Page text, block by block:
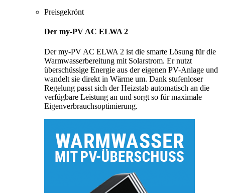
Preisgekrönt
Der my-PV AC ELWA 2
Der my-PV AC ELWA 2 ist die smarte Lösung für die
Warmwasserbereitung mit Solarstrom. Er nutzt
überschüssige Energie aus der eigenen PV-Anlage und
wandelt sie direkt in Wärme um. Dank stufenloser
Regelung passt sich der Heizstab automatisch an die
verfügbare Leistung an und sorgt so für maximale
Eigenverbrauchsoptimierung.